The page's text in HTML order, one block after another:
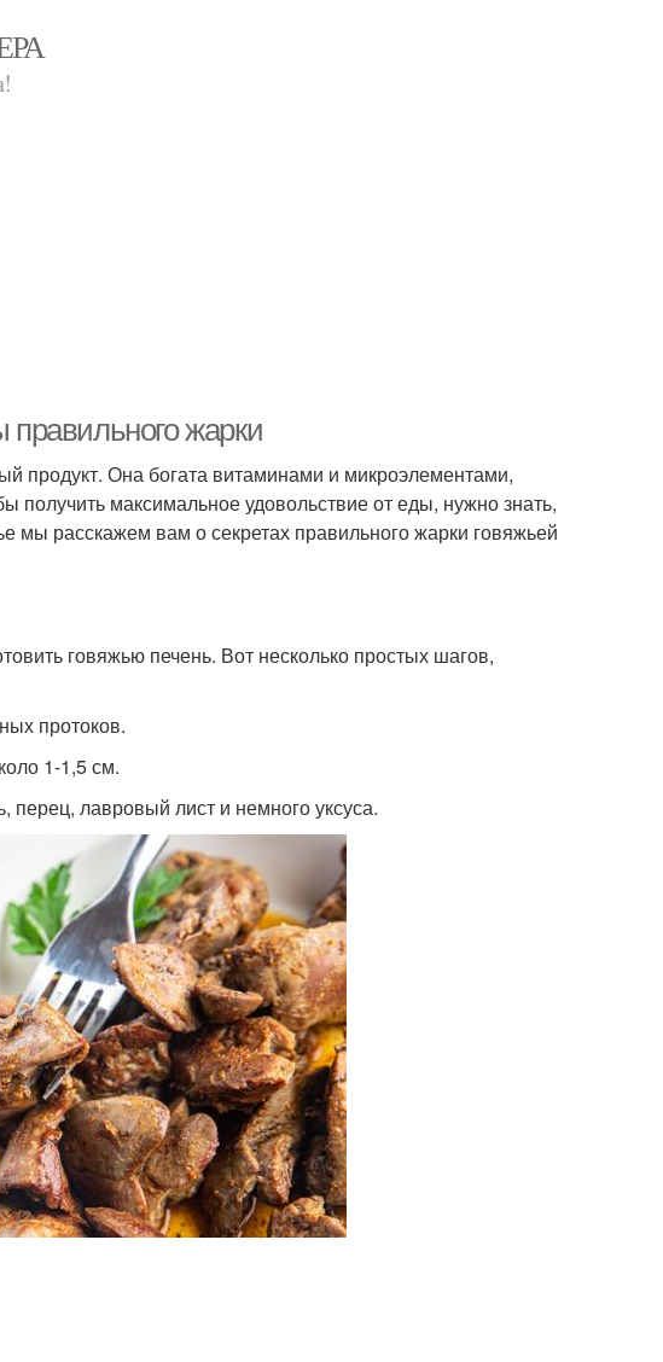
правильного жарки
продукт. Она богата витаминами и микроэлементами,
максимальное удовольствие от еды, нужно знать,
мы расскажем вам о секретах правильного жарки говяжьей
говяжью печень. Вот несколько простых шагов,
протоков.
1-1,5 см.
перец, лавровый лист и немного уксуса.